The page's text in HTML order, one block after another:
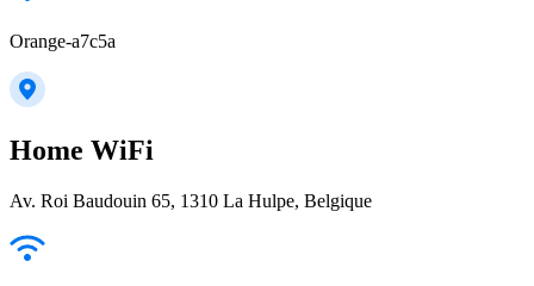
Orange-a7c5a
Home WiFi
Av. Roi Baudouin 65, 1310 La Hulpe, Belgique